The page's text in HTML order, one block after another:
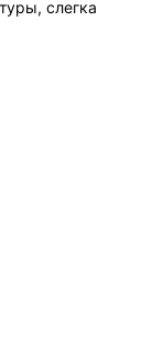
слегка